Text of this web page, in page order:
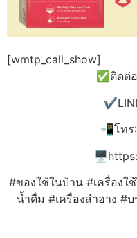
[wmtp_call_show]
✅ติดต่
📲โทร
#ของใช้ในบ้าน #เครื่องใ
น้ำดื่ม #เครื่องสำอาง #